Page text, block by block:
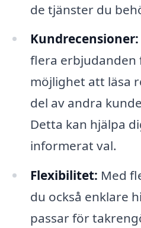
de tjänster du
Kundrecensioner:
flera erbjudanden
möjlighet att läsa
del av andra
Detta kan hjälpa
informerat val.
Flexibilitet: Med
du också enklare
passar för